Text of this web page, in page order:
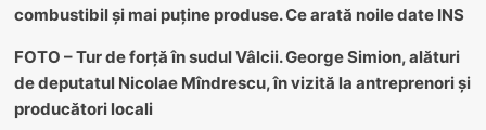
combustibil și mai puține produse. Ce arată noile date INS
FOTO – Tur de forță în sudul Vâlcii. George Simion, alături
de deputatul Nicolae Mîndrescu, în vizită la antreprenori și
producători locali